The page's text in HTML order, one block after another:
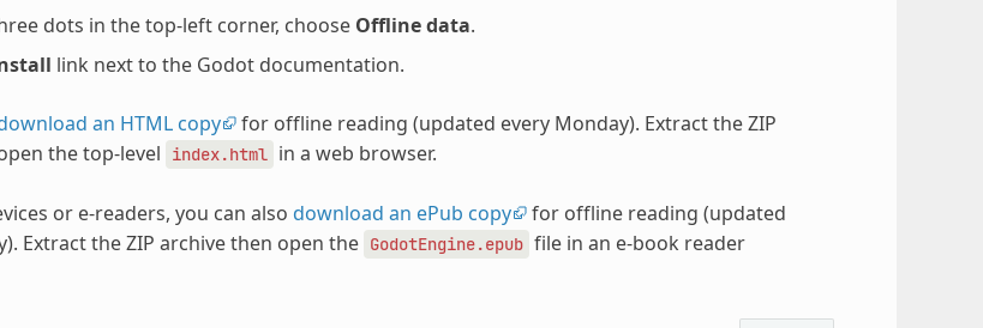
dots in the top-left corner, choose Offline data.
link next to the Godot documentation.
an HTML copy for offline reading (updated every Monday). Extract the ZIP
the top-level
index.html in a web browser.
or e-readers, you can also download an ePub copy for offline reading (updated
Extract the ZIP archive then open the GodotEngine.epub file in an e-book reader